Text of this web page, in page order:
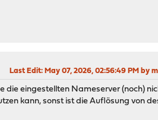
Last Edit: May 07, 2026, 02:56:49 PM by
die eingestellten Nameserver (noch)
kann, sonst ist die Auflösung von